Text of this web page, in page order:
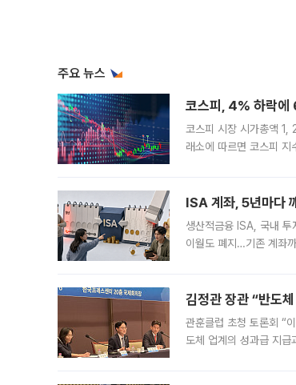
주요 뉴스
코스피, 4% 하락에
코스피 시장 시가총액 1,
래소에 따르면 코스피
ISA 계좌, 5년마다
생산적금융 ISA, 국내 투
이월도 폐지…기존 계좌
김정관 장관 “반도
관훈클럽 초청 토론회 “
도체 업계의 성과급 지급